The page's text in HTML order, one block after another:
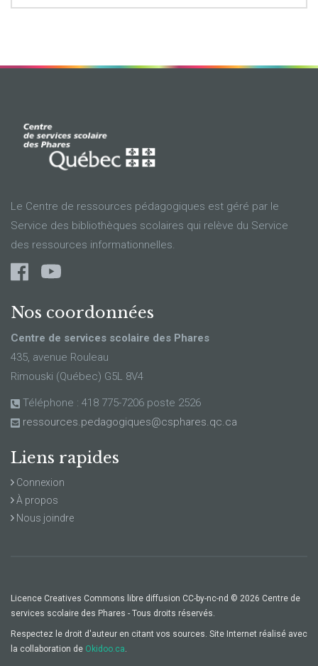
Le Centre de ressources pédagogiques est géré par le
Service des bibliothèques scolaires qui relève du Service
des ressources informationnelles.
Nos coordonnées
Centre de services scolaire des Phares
435, avenue Rouleau
Rimouski (Québec) G5L 8V4
Téléphone : 418 775-7206 poste 2526
ressources.pedagogiques@csphares.qc.ca
Liens rapides
Connexion
À propos
Nous joindre
Licence Creatives Commons libre diffusion CC-by-nc-nd © 2026 Centre de
services scolaire des Phares - Tous droits réservés.
Respectez le droit d'auteur en citant vos sources. Site Internet réalisé avec
la collaboration de Okidoo.ca.